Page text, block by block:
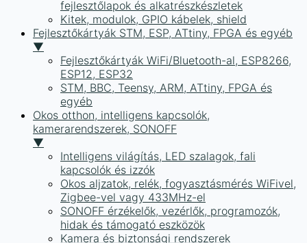
fejlesztőlapok és alkatrészkészletek
Kitek, modulok, GPIO kábelek, shield
Fejlesztőkártyák STM, ESP, ATtiny, FPGA és egyéb
▼
Fejlesztőkártyák WiFi/Bluetooth-al, ESP8266,
ESP12, ESP32
STM, BBC, Teensy, ARM, ATtiny, FPGA és
egyéb
Okos otthon, intelligens kapcsolók,
kamerarendszerek, SONOFF
▼
Intelligens világítás, LED szalagok, fali
kapcsolók és izzók
Okos aljzatok, relék, fogyasztásmérés WiFivel,
Zigbee-vel vagy 433MHz-el
SONOFF érzékelők, vezérlők, programozók,
hidak és támogató eszközök
Kamera és biztonsági rendszerek